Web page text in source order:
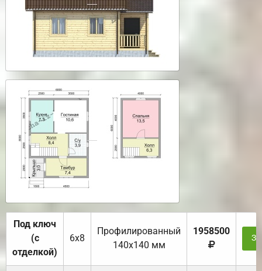
Под ключ
(с
отделкой)
6х8
Профилированный
140х140 мм
1958500